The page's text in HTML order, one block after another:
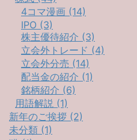
4コマ漫画 (14)
IPO (3)
株主優待紹介 (3)
立会外トレード (4)
立会外分売 (14)
配当金の紹介 (1)
銘柄紹介 (6)
用語解説 (1)
新年のご挨拶 (2)
未分類 (1)